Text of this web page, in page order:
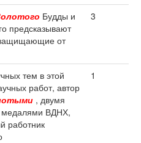
Будды и
предсказывают
от
3
тем в этой
работ, автор
, двумя
медалями ВДНХ,
работник
1